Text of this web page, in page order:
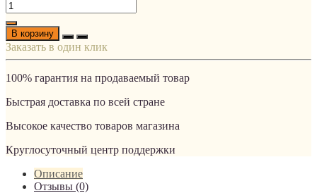
В корзину
Заказать в один клик
100% гарантия на продаваемый товар
Быстрая доставка по всей стране
Высокое качество товаров магазина
Круглосуточный центр поддержки
Описание
Отзывы (0)